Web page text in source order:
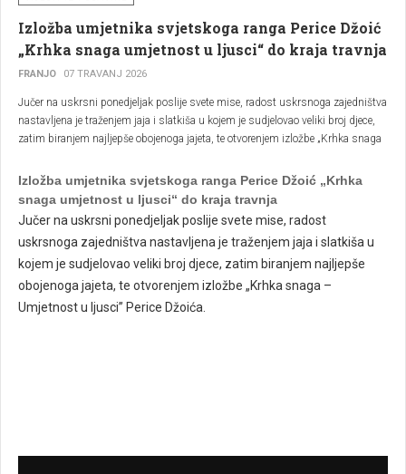
Izložba umjetnika svjetskoga ranga Perice Džoić
„Krhka snaga umjetnost u ljusci“ do kraja travnja
FRANJO 07 TRAVANJ 2026
Jučer na uskrsni ponedjeljak poslije svete mise, radost uskrsnoga zajedništva
nastavljena je traženjem jaja i slatkiša u kojem je sudjelovao veliki broj djece,
zatim biranjem najljepše obojenoga jajeta, te otvorenjem izložbe „Krhka snaga
Izložba umjetnika svjetskoga ranga Perice Džoić „Krhka
snaga umjetnost u ljusci“ do kraja travnja
Jučer na uskrsni ponedjeljak poslije svete mise, radost
uskrsnoga zajedništva nastavljena je traženjem jaja i slatkiša u
kojem je sudjelovao veliki broj djece, zatim biranjem najljepše
obojenoga jajeta, te otvorenjem izložbe „Krhka snaga –
Umjetnost u ljusci” Perice Džoića.